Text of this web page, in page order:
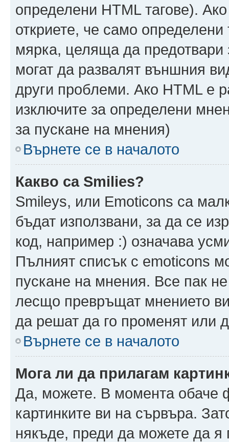
определени HTML тагове).
откриете, че само определени
мярка, целяща да предотвари
могат да развалят външния
други проблеми. Ако HTML е
изключите за определени
за пускане на мнения)
Върнете се в началото
Какво са Smilies?
Smileys, или Emoticons са
бъдат използвани, за да се
код, например :) означава
Пълният списък с emoticons
пускане на мнения. Все пак
лесщо превръщат мнението
да решат да го променят или
Върнете се в началото
Мога ли да прилагам
Да, можете. В момента обаче
картинките ви на сървъра.
някъде, преди да можете да